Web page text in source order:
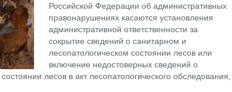
Российской Федерации об административных
правонарушениях касаются установления
административной ответственности за
сокрытие сведений о санитарном и
лесопатологическом состоянии лесов или
включение недостоверных сведений о
лесов в акт лесопатологического обследования,